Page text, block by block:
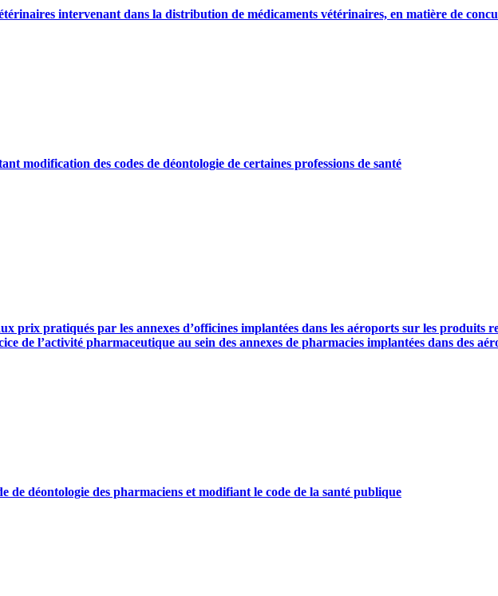
intervenant dans la distribution de médicaments vétérinaires, en matière de
modification des codes de déontologie de certaines professions de santé
prix pratiqués par les annexes d’officines implantées dans les aéroports sur les
de l’activité pharmaceutique au sein des annexes de pharmacies implantées dans des
déontologie des pharmaciens et modifiant le code de la santé publique